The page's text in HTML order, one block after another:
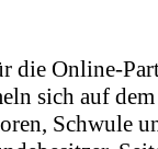
die Online-
sich auf
Schwule